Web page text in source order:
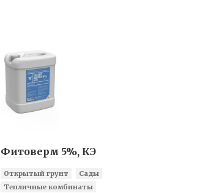
Фитоверм 5%, КЭ
Открытый грунт
Сады
Тепличные комбинаты